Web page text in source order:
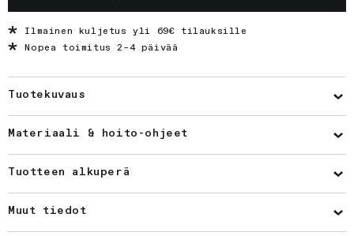
Ilmainen kuljetus yli 69€ tilauksille
Nopea toimitus 2–4 päivää
Tuotekuvaus
Materiaali & hoito-ohjeet
Tuotteen alkuperä
Muut tiedot